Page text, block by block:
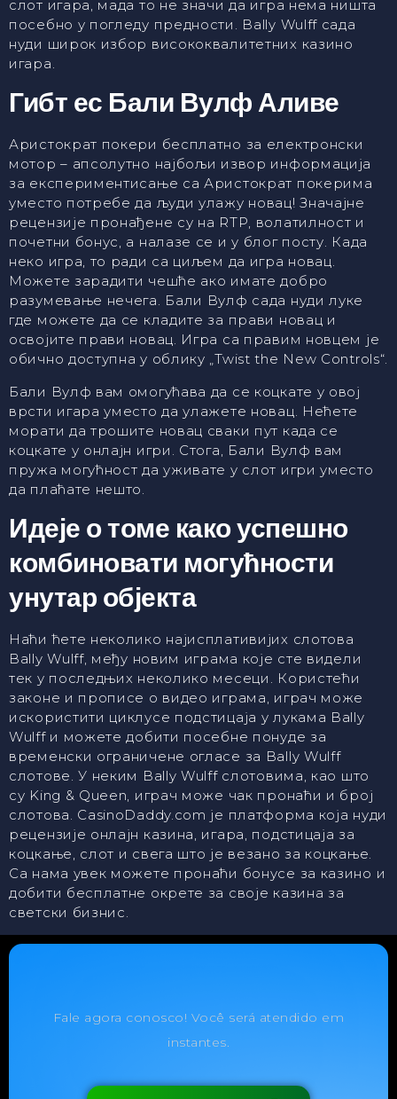
слот игара, мада то не значи да игра нема ништа
посебно у погледу предности. Bally Wulff сада
нуди широк избор висококвалитетних казино
игара.
Гибт ес Бали Вулф Аливе
Аристократ покери бесплатно за електронски
мотор – апсолутно најбољи извор информација
за експериментисање са Аристократ покерима
уместо потребе да људи улажу новац! Значајне
рецензије пронађене су на RTP, волатилност и
почетни бонус, а налазе се и у блог посту. Када
неко игра, то ради са циљем да игра новац.
Можете зарадити чешће ако имате добро
разумевање нечега. Бали Вулф сада нуди луке
где можете да се кладите за прави новац и
освојите прави новац. Игра са правим новцем је
обично доступна у облику „Twist the New Controls“.
Бали Вулф вам омогућава да се коцкате у овој
врсти игара уместо да улажете новац. Нећете
морати да трошите новац сваки пут када се
коцкате у онлајн игри. Стога, Бали Вулф вам
пружа могућност да уживате у слот игри уместо
да плаћате нешто.
Идеје о томе како успешно
комбиновати могућности
унутар објекта
Наћи ћете неколико најисплативијих слотова
Bally Wulff, међу новим играма које сте видели
тек у последњих неколико месеци. Користећи
законе и прописе о видео играма, играч може
искористити циклусе подстицаја у лукама Bally
Wulff и можете добити посебне понуде за
временски ограничене огласе за Bally Wulff
слотове. У неким Bally Wulff слотовима, као што
су King & Queen, играч може чак пронаћи и број
слотова. CasinoDaddy.com је платформа која нуди
рецензије онлајн казина, игара, подстицаја за
коцкање, слот и свега што је везано за коцкање.
Са нама увек можете пронаћи бонусе за казино и
добити бесплатне окрете за своје казина за
светски бизнис.
Fale agora conosco! Você será atendido em
instantes.